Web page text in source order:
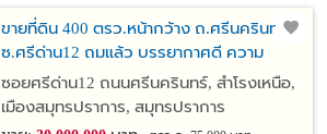
ขายที่ดิน 400 ตรว.หน้ากว้าง ถ.ศรีนครินทร์
ซ.ศรีด่าน12 ถมแล้ว บรรยากาศดี ความ
ปลอดภัยสูงมาก ติดหมู่บ้านลดาวัลย์ ใกล้
สถานีศรีแบริ่ง รถไฟฟ้า สายสีเหลือง
ซอยศรีด่าน12 ถนนศรีนครินทร์, สำโรงเหนือ,
เมืองสมุทรปราการ, สมุทรปราการ